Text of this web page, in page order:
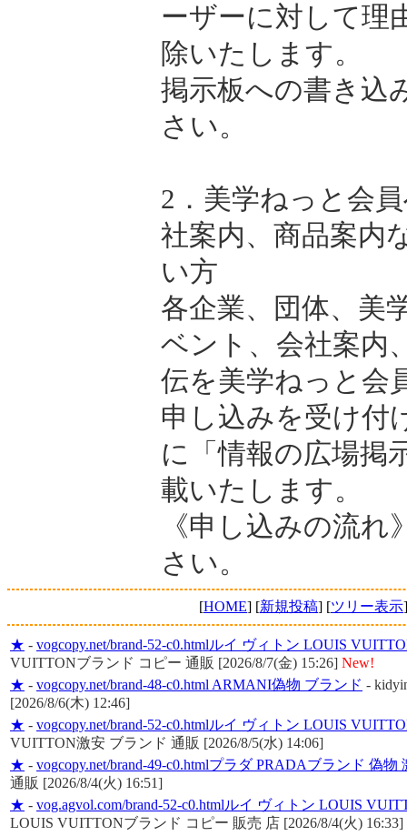
ーザーに対して理
除いたします。
掲示板への書き込
さい。
2．美学ねっと会
社案内、商品案内
い方
各企業、団体、美
ベント、会社案内
伝を美学ねっと会
申し込みを受け付
に「情報の広場掲
載いたします。
《申し込みの流れ
さい。
[HOME] [新規投稿] [ツリー表示
★ - vogcopy.net/brand-52-c0.htmlルイ ヴィトン LOUIS
VUITTONブランド コピー 通販 [2026/8/7(金) 15:26] New!
★ - vogcopy.net/brand-48-c0.html ARMANI偽物 ブランド -
[2026/8/6(木) 12:46]
★ - vogcopy.net/brand-52-c0.htmlルイ ヴィトン LOUIS
VUITTON激安 ブランド 通販 [2026/8/5(水) 14:06]
★ - vogcopy.net/brand-49-c0.htmlプラダ PRADAブランド 偽物
通販 [2026/8/4(火) 16:51]
★ - vog.agvol.com/brand-52-c0.htmlルイ ヴィトン LOUIS
LOUIS VUITTONブランド コピー 販売 店 [2026/8/4(火) 16:33]